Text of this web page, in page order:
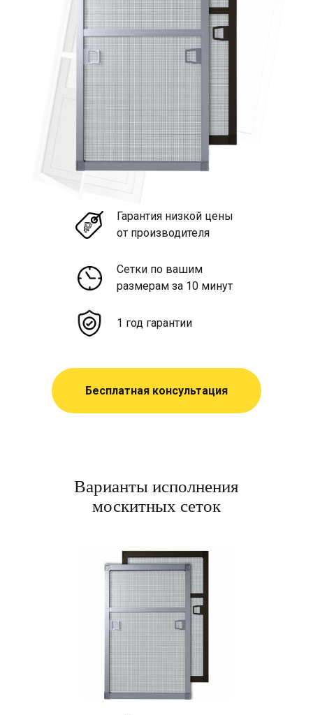
Гарантия низкой цены
от производителя
Сетки по вашим
размерам за 10 минут
1 год гарантии
Бесплатная консультация
Варианты исполнения
москитных сеток